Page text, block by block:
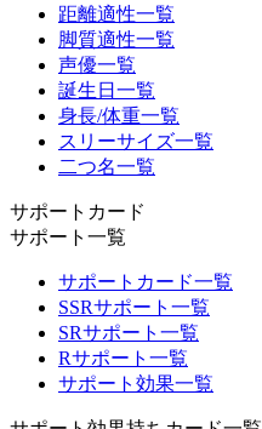
距離適性一覧
脚質適性一覧
声優一覧
誕生日一覧
身長/体重一覧
スリーサイズ一覧
二つ名一覧
サポートカード
サポート一覧
サポートカード一覧
SSRサポート一覧
SRサポート一覧
Rサポート一覧
サポート効果一覧